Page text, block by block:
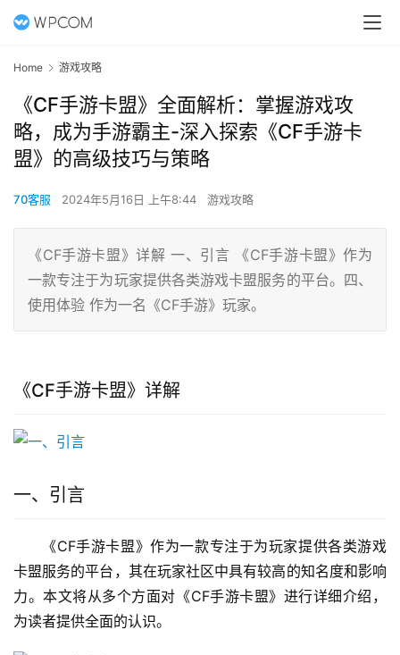
Home 游戏攻略
《CF手游卡盟》全面解析：掌握游戏攻
略，成为手游霸主-深入探索《CF手游卡
盟》的高级技巧与策略
70客服 2024年5月16日 上午8:44 游戏攻略
《CF手游卡盟》详解 一、引言 《CF手游卡盟》作为
一款专注于为玩家提供各类游戏卡盟服务的平台。四、
使用体验 作为一名《CF手游》玩家。
《CF手游卡盟》详解
一、引言
《CF手游卡盟》作为一款专注于为玩家提供各类游戏
卡盟服务的平台，其在玩家社区中具有较高的知名度和影响
力。本文将从多个方面对《CF手游卡盟》进行详细介绍，
为读者提供全面的认识。